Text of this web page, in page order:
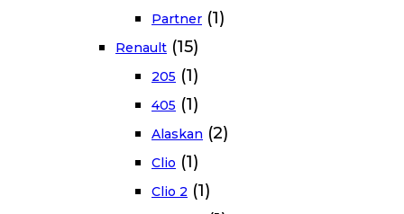
Partner (1)
Renault (15)
205 (1)
405 (1)
Alaskan (2)
Clio (1)
Clio 2 (1)